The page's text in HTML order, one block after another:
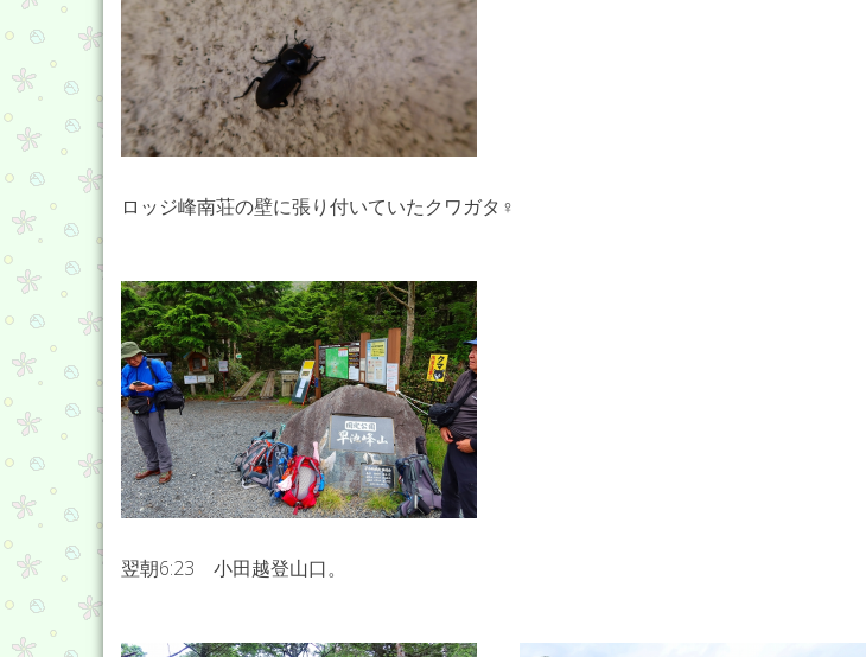
ロッジ峰南荘の壁に張り付いていたクワガタ♀
翌朝6:23 小田越登山口。